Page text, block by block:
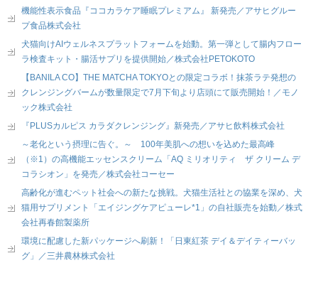
機能性表示食品『ココカラケア睡眠プレミアム』 新発売／アサヒグルー
プ食品株式会社
犬猫向けAIウェルネスプラットフォームを始動。第一弾として腸内フロー
ラ検査キット・腸活サプリを提供開始／株式会社PETOKOTO
【BANILA CO】THE MATCHA TOKYOとの限定コラボ！抹茶ラテ発想の
クレンジングバームが数量限定で7月下旬より店頭にて販売開始！／モノ
ック株式会社
『PLUSカルピス カラダクレンジング』新発売／アサヒ飲料株式会社
～老化という摂理に告ぐ。～ 100年美肌への想いを込めた最高峰
（※1）の高機能エッセンスクリーム「AQ ミリオリティ ザ クリーム デ
コラシオン」を発売／株式会社コーセー
高齢化が進むペット社会への新たな挑戦。犬猫生活社との協業を深め、犬
猫用サプリメント「エイジングケアピューレ*1」の自社販売を始動／株式
会社再春館製薬所
環境に配慮した新パッケージへ刷新！「日東紅茶 デイ＆デイティーバッ
グ」／三井農林株式会社